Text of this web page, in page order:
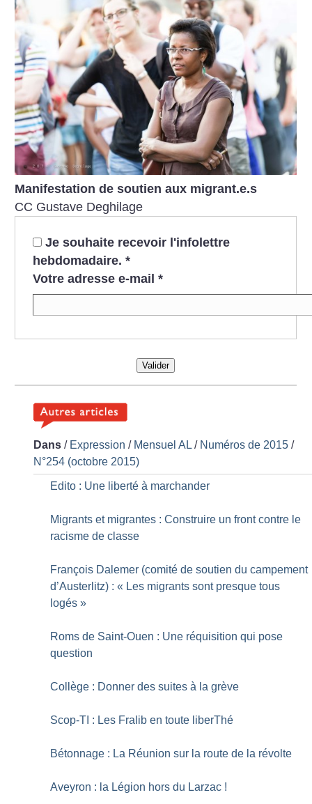
Manifestation de soutien aux migrant.e.s
CC Gustave Deghilage
Je souhaite recevoir l'infolettre
hebdomadaire. *
Votre adresse e-mail *
Valider
Dans / Expression / Mensuel AL / Numéros de 2015 /
N°254 (octobre 2015)
Edito : Une liberté à marchander
Migrants et migrantes : Construire un front contre le
racisme de classe
François Dalemer (comité de soutien du campement
d’Austerlitz) : « Les migrants sont presque tous
logés »
Roms de Saint-Ouen : Une réquisition qui pose
question
Collège : Donner des suites à la grève
Scop-TI : Les Fralib en toute liberThé
Bétonnage : La Réunion sur la route de la révolte
Aveyron : la Légion hors du Larzac !